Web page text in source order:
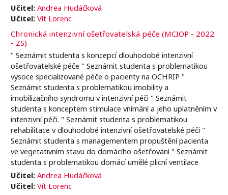
Učitel: Andrea Hudáčková
Učitel: Vít Lorenc
Chronická intenzivní ošetřovatelská péče (MCIOP - 2022
- ZS)
" Seznámit studenta s koncepcí dlouhodobé intenzivní
ošetřovatelské péče " Seznámit studenta s problematikou
vysoce specializované péče o pacienty na OCHRIP "
Seznámit studenta s problematikou imobility a
imobilizačního syndromu v intenzivní péči " Seznámit
studenta s konceptem stimulace vnímání a jeho uplatněním v
intenzivní péči. " Seznámit studenta s problematikou
rehabilitace v dlouhodobé intenzivní ošetřovatelské péči "
Seznámit studenta s managementem propuštění pacienta
ve vegetativním stavu do domácího ošetřování " Seznámit
studenta s problematikou domácí umělé plicní ventilace
Učitel: Andrea Hudáčková
Učitel: Vít Lorenc